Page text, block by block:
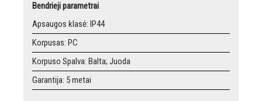
Bendrieji parametrai
Apsaugos klasė: IP44
Korpusas: PC
Korpuso Spalva: Balta; Juoda
Garantija: 5 metai